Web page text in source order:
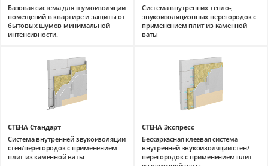
Базовая система для шумоизоляции
помещений в квартире и защиты от
бытовых шумов минимальной
интенсивности.
Система внутренних тепло-,
звукоизоляционных перегородок с
применением плит из каменной
ваты
СТЕНА Стандарт
Система внутренней звукоизоляции
стен/перегородок с применением
плит из каменной ваты
СТЕНА Экспресс
Бескаркасная клеевая система
внутренней звукоизоляции стен/
перегородок с применением плит